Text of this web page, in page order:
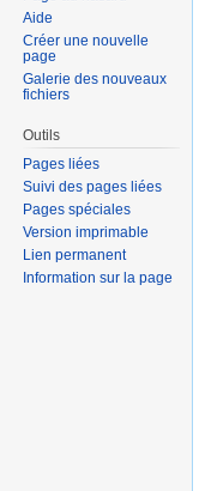
Aide
Créer une nouvelle
page
Galerie des nouveaux
fichiers
Outils
Pages liées
Suivi des pages liées
Pages spéciales
Version imprimable
Lien permanent
Information sur la page